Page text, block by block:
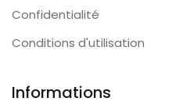
Confidentialité
Conditions d'utilisation
Informations